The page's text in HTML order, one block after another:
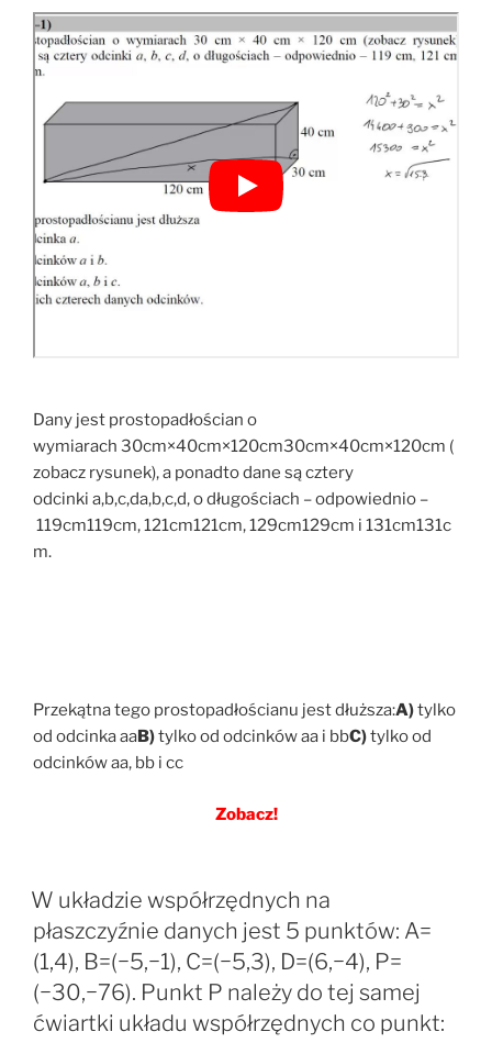
Dany jest prostopadłościan o
wymiarach 30cm×40cm×120cm30cm×40cm×120cm (
zobacz rysunek), a ponadto dane są cztery
odcinki a,b,c,da,b,c,d, o długościach – odpowiednio –
119cm119cm, 121cm121cm, 129cm129cm i 131cm131c
m.
Przekątna tego prostopadłościanu jest dłuższa:A)tylko
od odcinka aaB)tylko od odcinków aa i bbC)tylko od
odcinków aa, bb i cc
Zobacz!
W układzie współrzędnych na
płaszczyźnie danych jest 5 punktów: A=
(1,4), B=(−5,−1), C=(−5,3), D=(6,−4), P=
(−30,−76). Punkt P należy do tej samej
ćwiartki układu współrzędnych co punkt: